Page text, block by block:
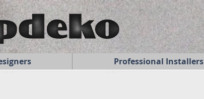
Professional Installers